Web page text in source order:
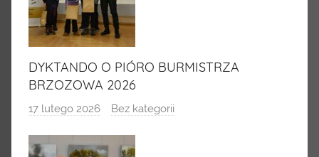
DYKTANDO O PIÓRO BURMISTRZA
BRZOZOWA 2026
17 lutego 2026 Bez kategorii